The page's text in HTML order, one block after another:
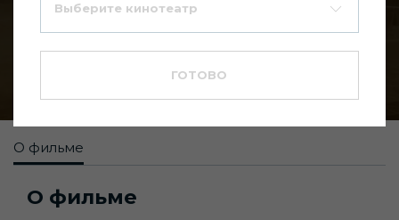
Дангал 8.3
О фильме
О фильме
Выберите кинотеатр
ГОТОВО